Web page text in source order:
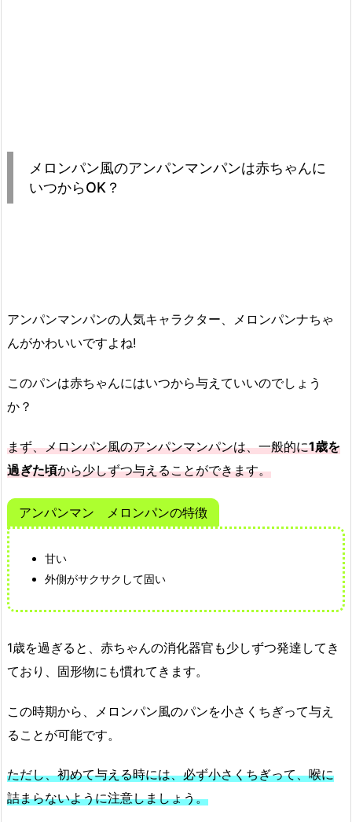
メロンパン風のアンパンマンパンは赤ちゃんに
いつからOK？
アンパンマンパンの人気キャラクター、メロンパンナちゃ
んがかわいいですよね!
このパンは赤ちゃんにはいつから与えていいのでしょう
か？
まず、メロンパン風のアンパンマンパンは、一般的に1歳を
過ぎた頃から少しずつ与えることができます。
アンパンマン メロンパンの特徴
甘い
外側がサクサクして固い
1歳を過ぎると、赤ちゃんの消化器官も少しずつ発達してき
ており、固形物にも慣れてきます。
この時期から、メロンパン風のパンを小さくちぎって与え
ることが可能です。
ただし、初めて与える時には、必ず小さくちぎって、喉に
詰まらないように注意しましょう。